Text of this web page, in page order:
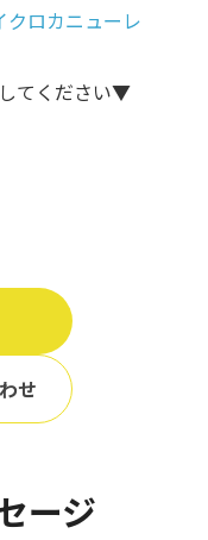
す
クロカニューレ
てください▼
せ
ージ